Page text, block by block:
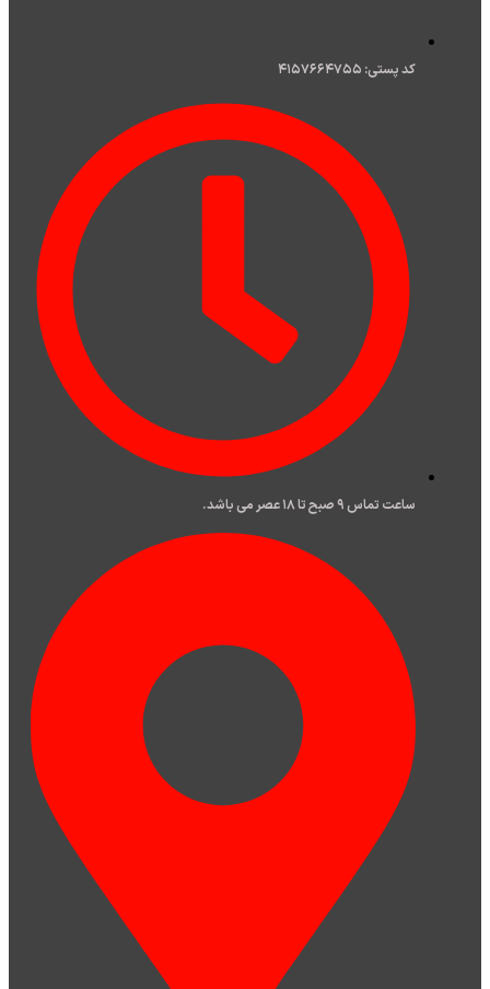
کد پستی: ۴۱۵۷۶۶۴۷۵۵
ساعت تماس ۹ صبح تا ۱۸ عصر می باشد.